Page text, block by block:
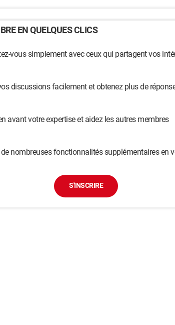
EN QUELQUES CLICS
vous simplement avec ceux qui partagent vos
discussions facilement et obtenez plus de
avant votre expertise et aidez les autres membres
nombreuses fonctionnalités supplémentaires en
S'INSCRIRE